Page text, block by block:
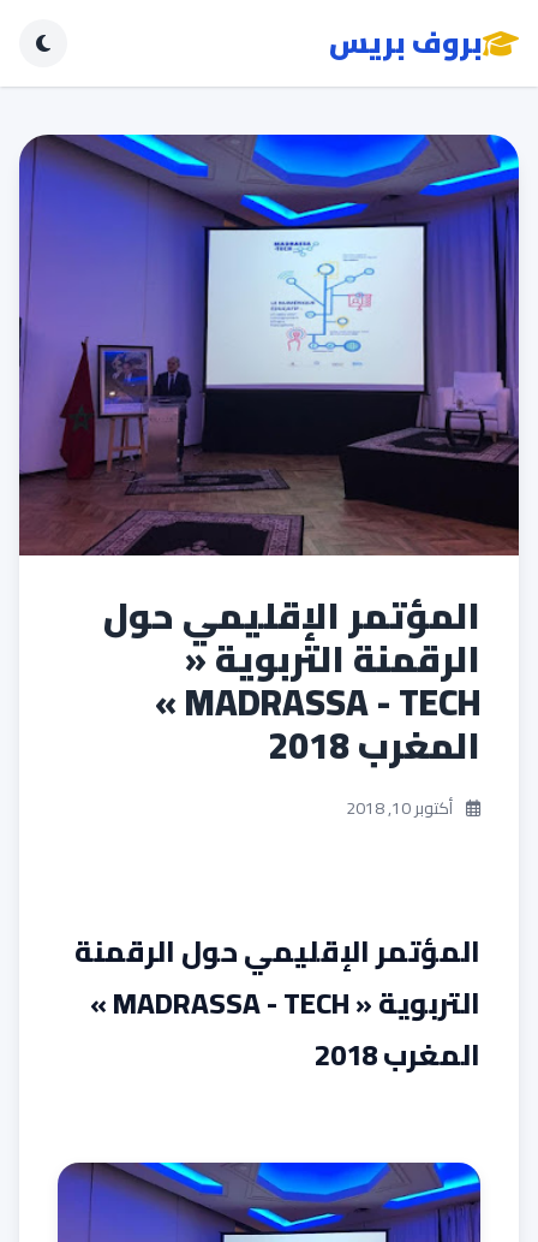
بروف بريس
المؤتمر الإقليمي حول
الرقمنة التربوية «
MADRASSA - TECH »
المغرب 2018
أكتوبر 10, 2018
المؤتمر الإقليمي حول الرقمنة
التربوية « MADRASSA - TECH »
المغرب 2018